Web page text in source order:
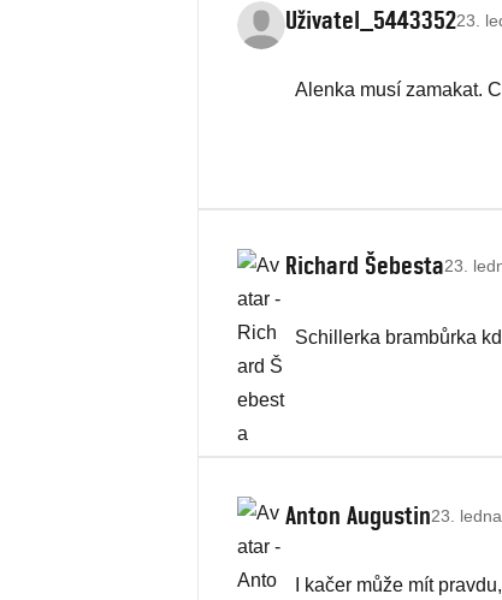
Uživatel_544335223.
Alenka musí zamakat.
Richard Šebesta23.
Schillerka brambůrka
Anton Augustin23.
I kačer může mít